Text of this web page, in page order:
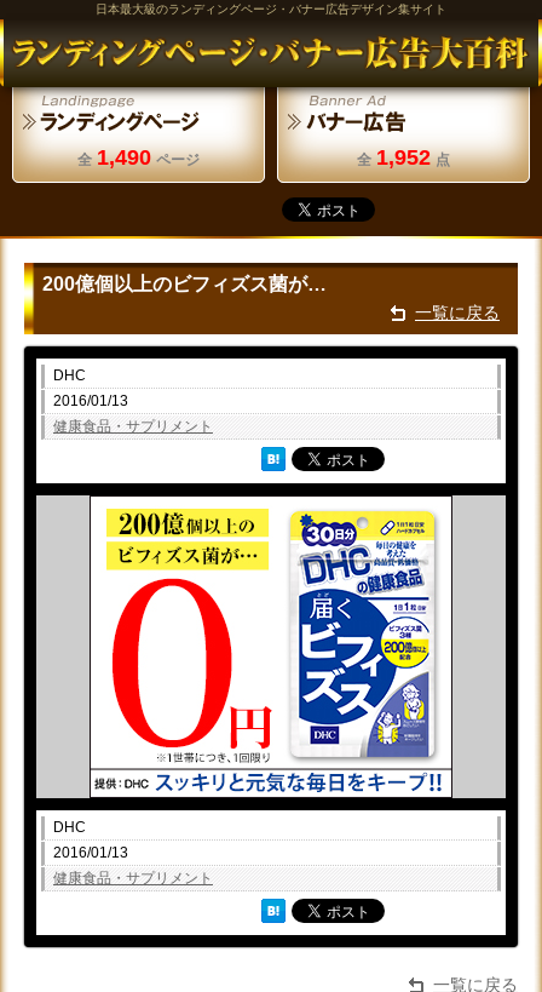
日本最大級のランディングページ・バナー広告デザイン集サイト
全 1,490 ページ 全 1,952 点
200億個以上のビフィズス菌が…
一覧に戻る
DHC
2016/01/13
健康食品・サプリメント
DHC
2016/01/13
健康食品・サプリメント
一覧に戻る